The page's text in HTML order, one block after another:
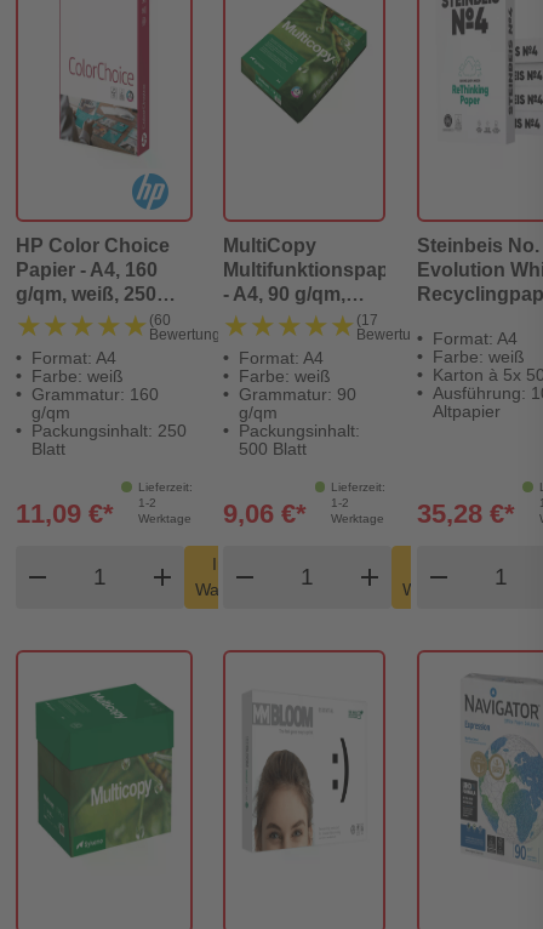
HP Color Choice
Papier - A4, 160
g/qm, weiß, 250
Blatt
★★★★★
★★★★★ (60
Bewertungen)
Format: A4
Farbe: weiß
Grammatur: 160
g/qm
Packungsinhalt: 250
Blatt
Lieferzeit:
1-2
Werktage
11,09 €*
remove
Produkt Warenkorb Menge
add
In den
Warenkorb
shopping_cart
MultiCopy
Multifunktionspapier
- A4, 90 g/qm,
hochweiß, 500
Blatt
★★★★★
★★★★★ (17
Bewertungen)
Format: A4
Farbe: weiß
Grammatur: 90
g/qm
Packungsinhalt:
500 Blatt
Lieferzeit:
1-2
Werktage
9,06 €*
remove add
Warenkorb
shopping_cart
Steinbeis No.
Evolution
Karton à 5x
Blatt
Format: A4
Farbe: weiß
Karton à 5x
Ausführung:
Altpapier
35,28 €*
remove